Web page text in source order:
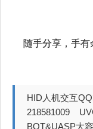
随手分享，手有
HID人机交互
218581009
BOT&UASP大